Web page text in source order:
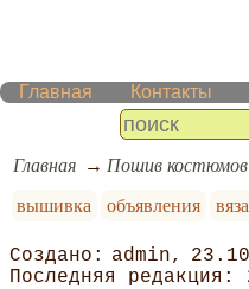
Главная Контакты
Главная Пошив костюмов
вышивка
объявления
admin